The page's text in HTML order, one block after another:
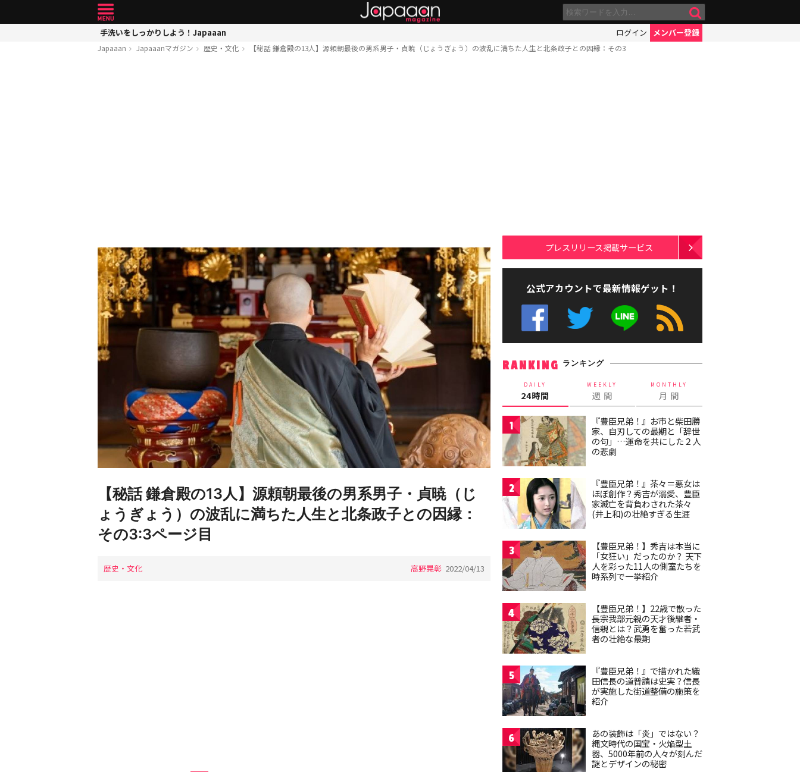
手洗いをしっかりしよう！Japaaan ログイン メンバー登録
Japaaan Japaaanマガジン 歴史・文化 【秘話 鎌倉殿の13人】源頼朝最後の男系男子・貞暁（じょうぎょう）の波乱に満ちた人生と北条政子との因縁：その3
【秘話 鎌倉殿の13人】源頼朝最後の男系男子・貞暁（じ
ょうぎょう）の波乱に満ちた人生と北条政子との因縁：
その3:3ページ目
歴史・文化 高野晃彰 2022/04/13
プレスリリース掲載サービス
公式アカウントで最新情報ゲット！
RANKING ランキング
DAILY
24時間
WEEKLY
週 間
MONTHLY
月 間
1
『豊臣兄弟！』お市と柴田勝
家、自刃しての最期と「辞世
の句」…運命を共にした２人
の悲劇
2
『豊臣兄弟！』茶々＝悪女は
ほぼ創作？秀吉が溺愛、豊臣
家滅亡を背負わされた茶々
(井上和)の壮絶すぎる生涯
3
【豊臣兄弟！】秀吉は本当に
「女狂い」だったのか？ 天下
人を彩った11人の側室たちを
時系列で一挙紹介
4
【豊臣兄弟！】22歳で散った
長宗我部元親の天才後継者・
信親とは？武勇を奮った若武
者の壮絶な最期
5
『豊臣兄弟！』で描かれた織
田信長の道普請は史実？信長
が実施した街道整備の施策を
紹介
6
あの装飾は「炎」ではない？
縄文時代の国宝・火焔型土
器、5000年前の人々が刻んだ
謎とデザインの秘密